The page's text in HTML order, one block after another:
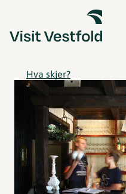
Hva skjer?